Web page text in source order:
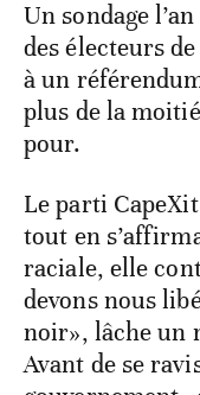
Un sondage
des électeurs
à un
plus de la
pour.
Le parti
tout en
raciale, elle
devons nous
noir», lâche un
Avant de se